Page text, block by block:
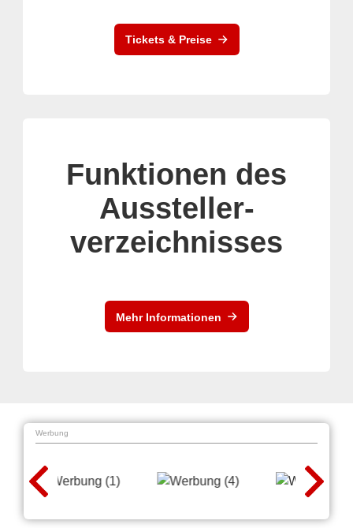
Tickets & Preise
Funktionen des
Aussteller-
verzeichnisses
Mehr Informationen
Werbung